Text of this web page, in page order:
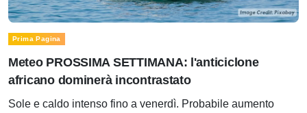
Prima Pagina
Meteo PROSSIMA SETTIMANA: l'anticiclone
africano dominerà incontrastato
Sole e caldo intenso fino a venerdì. Probabile aumento